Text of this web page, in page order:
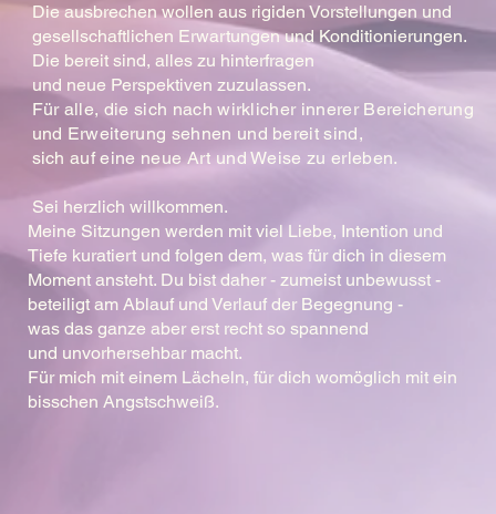
Die ausbrechen wollen aus rigiden Vorstellungen und
gesellschaftlichen Erwartungen und Konditionierungen.
Die bereit sind, alles zu hinterfragen
und neue Perspektiven zuzulassen.
Für alle, die sich nach wirklicher innerer Bereicherung
und Erweiterung sehnen und bereit sind,
sich auf eine neue Art und Weise zu erleben.
Sei herzlich willkommen.
Meine Sitzungen werden mit viel Liebe, Intention und
Tiefe kuratiert und folgen dem, was für dich in diesem
Moment ansteht. Du bist daher - zumeist unbewusst -
beteiligt am Ablauf und Verlauf der Begegnung -
was das ganze aber erst recht so spannend
und unvorhersehbar macht.
Für mich mit einem Lächeln, für dich womöglich mit ein
bisschen Angstschweiß.